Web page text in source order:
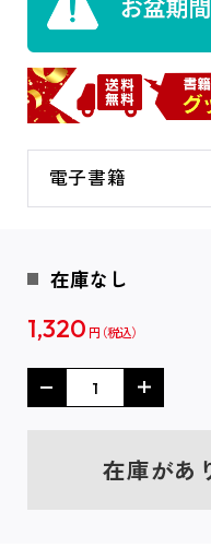
電子書籍
在庫なし
1,320 円
在庫があ